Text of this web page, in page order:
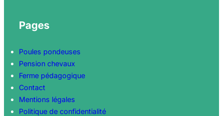
Pages
Poules pondeuses
Pension chevaux
Ferme pédagogique
Contact
Mentions légales
Politique de confidentialité